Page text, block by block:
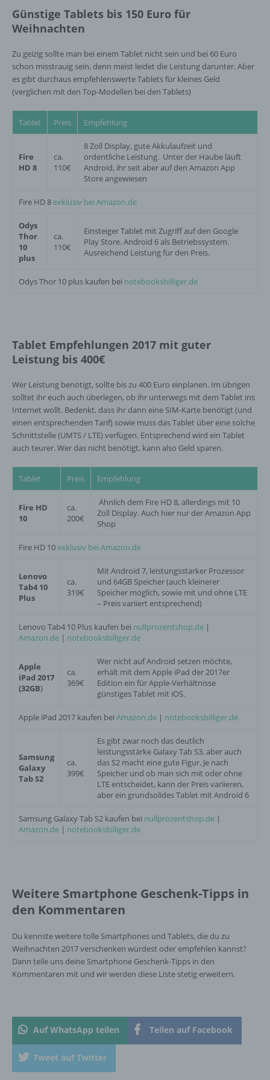
Günstige Tablets bis 150 Euro für
Weihnachten
Zu geizig sollte man bei einem Tablet nicht sein und bei 60 Euro
schon misstrauig sein, denn meist leidet die Leistung darunter. Aber
es gibt durchaus empfehlenswerte Tablets für kleines Geld
(verglichen mit den Top-Modellen bei den Tablets)
Tablet Preis Empfehlung
Fire
HD 8
ca.
110€
8 Zoll Display, gute Akkulaufzeit und
ordentliche Leistung. Unter der Haube läuft
Android, ihr seit aber auf den Amazon App
Store angewiesen
Fire HD 8 exklusiv bei Amazon.de
Odys
Thor
10
plus
ca.
110€
Einsteiger Tablet mit Zugriff auf den Google
Play Store. Android 6 als Betriebssystem.
Ausreichend Leistung für den Preis.
Odys Thor 10 plus kaufen bei notebooksbilliger.de
Tablet Empfehlungen 2017 mit guter
Leistung bis 400€
Wer Leistung benötigt, sollte bis zu 400 Euro einplanen. Im übrigen
solltet ihr euch auch überlegen, ob ihr unterwegs mit dem Tablet ins
Internet wollt. Bedenkt, dass ihr dann eine SIM-Karte benötigt (und
einen entsprechenden Tarif) sowie muss das Tablet über eine solche
Schnittstelle (UMTS / LTE) verfügen. Entsprechend wird ein Tablet
auch teurer. Wer das nicht benötigt, kann also Geld sparen.
Tablet Preis Empfehlung
Fire HD
10
ca.
200€
Ähnlich dem Fire HD 8, allerdings mit 10
Zoll Display. Auch hier nur der Amazon App
Shop
Fire HD 10 exklusiv bei Amazon.de
Lenovo
Tab4 10
Plus
ca.
319€
Mit Android 7, leistungsstarker Prozessor
und 64GB Speicher (auch kleinerer
Speicher möglich, sowie mit und ohne LTE
– Preis variiert entsprechend)
Lenovo Tab4 10 Plus kaufen bei nullprozentshop.de |
Amazon.de | notebooksbilliger.de
Apple
iPad 2017
(32GB)
ca.
369€
Wer nicht auf Android setzen möchte,
erhält mit dem Apple iPad der 2017er
Edition ein für Apple-Verhältnisse
günstiges Tablet mit iOS.
Apple iPad 2017 kaufen bei Amazon.de | notebooksbilliger.de
Samsung
Galaxy
Tab S2
ca.
399€
Es gibt zwar noch das deutlich
leistungsstärke Galaxy Tab S3, aber auch
das S2 macht eine gute Figur. Je nach
Speicher und ob man sich mit oder ohne
LTE entscheidet, kann der Preis variieren,
aber ein grundsolides Tablet mit Android 6
Samsung Galaxy Tab S2 kaufen bei nullprozentshop.de |
Amazon.de | notebooksbilliger.de
Weitere Smartphone Geschenk-Tipps in
den Kommentaren
Du kennste weitere tolle Smartphones und Tablets, die du zu
Weihnachten 2017 verschenken würdest oder empfehlen kannst?
Dann teile uns deine Smartphone Geschenk-Tipps in den
Kommentaren mit und wir werden diese Liste stetig erweitern.
Auf WhatsApp teilen Teilen auf Facebook
Tweet auf Twitter
der Europäischen Union geltenden
Datenschutzgesetze und anderer Bestimmungen
mit datenschutzrechtlichem Charakter ist die:
InnoMobile GmbH
Schlehenweg 20
Cookies / SessionStorage / LocalStorage
Die Internetseiten verwenden teilweise so
SessionStorage. Dies dient dazu, unser Angebot
nutzerfreundlicher, effektiver und sicherer zu
machen. Local Storage und SessionStorage ist
eine Technologie, mit welcher ihr Browser Daten
abspeichert. Cookies sind Textdateien, welche
entsprechende Einstellung in Ihrem Browser
verhindern.
Zahlreiche Internetseiten und Server verwenden
Cookies. Viele Cookies enthalten eine sogenannte
Cookie-ID. Eine Cookie-ID ist eine eindeutige
Kennung des Cookies. Sie besteht aus einer
Zeichenfolge, durch welche Internetseiten und
Server dem konkreten Internetbrowser zugeordnet
werden können, in dem das Cookie gespeichert
wurde. Dies ermöglicht es den besuchten
Internetseiten und Servern, den individuellen
Browser der betroffenen Person von anderen
Internetbrowsern, die andere Cookies enthalten,
zu unterscheiden. Ein bestimmter Internetbrowser
kann über die eindeutige Cookie-ID wiedererkannt
dieser Internetseite nutzerfreundlichere Services
bereitstellen, die ohne die Cookie-Setzung nicht
möglich wären.
Mittels eines Cookies können die Informationen
und Angebote auf unserer Internetseite im Sinne
des Benutzers optimiert werden. Cookies
ermöglichen uns, wie bereits erwähnt, die
Benutzer unserer Internetseite wiederzuerkennen.
Zweck dieser Wiedererkennung ist es, den
Nutzern die Verwendung unserer Internetseite zu
Cookies verwendet, muss beispielsweise nicht bei
Zugangsdaten eingeben, weil dies von der
Internetseite und dem auf dem Computersystem
des Benutzers abgelegten Cookie übernommen
wird. Ein weiteres Beispiel ist das Cookie eines
Warenkorbes im Online-Shop. Der Online-Shop
merkt sich die Artikel, die ein Kunde in den
virtuellen Warenkorb gelegt hat, über ein Cookie.
der Setzung von Cookies dauerhaft
widersprechen. Ferner können bereits gesetzte
Cookies jederzeit über einen Internetbrowser oder
ist in allen gängigen Internetbrowsern möglich.
Deaktiviert die betroffene Person die Setzung von
Cookies in dem genutzten Internetbrowser, sind
unter Umständen nicht alle Funktionen unserer
Erfassung von allgemeinen Daten und Informationen
Die Internetseite erfasst mit jedem Aufruf der